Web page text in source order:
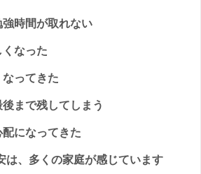
時間が取れない
なった
ってきた
まで残してしまう
になってきた
は、多くの家庭が感じています